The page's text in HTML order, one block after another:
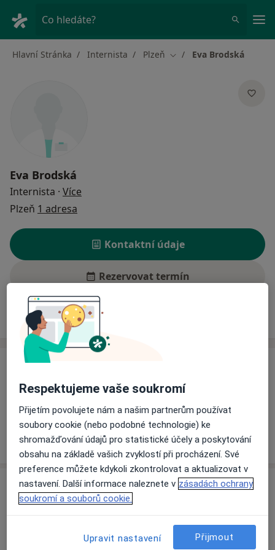
Co hledáte?
Hlavní Stránka Internista Plzeň Změna města
Eva Brodská
Eva Brodská
Internista · Více
Plzeň 1 adresa
Kontaktní údaje
Rezervovat termín
Ceník
Informace o službách a cenách nejsou k dispozici
Tento specialista ještě nepřidával žádné informace o
svých službách.
Adresa
Respektujeme vaše soukromí
Přijetím povolujete nám a našim partnerům používat
soubory cookie (nebo podobné technologie) ke
shromažďování údajů pro statistické účely a poskytování
obsahu na základě vašich zvyklostí při procházení. Své
preference můžete kdykoli zkontrolovat a aktualizovat v
nastavení. Další informace naleznete v zásadách ochrany
soukromí a souborů cookie.
Upravit nastavení Přijmout